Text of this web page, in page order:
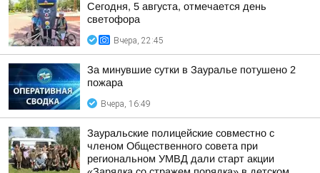
Сегодня, 5 августа, отмечается день
светофора
Вчера, 22:45
За минувшие сутки в Зауралье потушено 2
пожара
Вчера, 16:49
Зауральские полицейские совместно с
членом Общественного совета при
региональном УМВД дали старт акции